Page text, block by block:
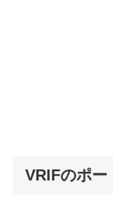
VRIFのポー